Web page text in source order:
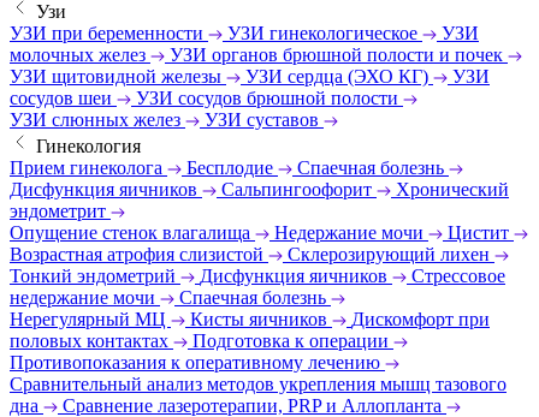
Узи
УЗИ при беременности
УЗИ гинекологическое
УЗИ
молочных желез
УЗИ органов брюшной полости и почек
УЗИ щитовидной железы
УЗИ сердца (ЭХО КГ)
УЗИ
сосудов шеи
УЗИ сосудов брюшной полости
УЗИ слюнных желез
УЗИ суставов
Гинекология
Прием гинеколога
Бесплодие
Спаечная болезнь
Дисфункция яичников
Сальпингоофорит
Хронический
эндометрит
Опущение стенок влагалища
Недержание мочи
Цистит
Возрастная атрофия слизистой
Склерозирующий лихен
Тонкий эндометрий
Дисфункция яичников
Стрессовое
недержание мочи
Спаечная болезнь
Нерегулярный МЦ
Кисты яичников
Дискомфорт при
половых контактах
Подготовка к операции
Противопоказания к оперативному лечению
Сравнительный анализ методов укрепления мышц тазового
дна
Сравнение лазеротерапии, PRP и Аллопланта